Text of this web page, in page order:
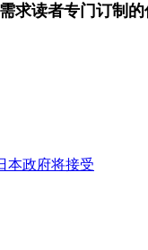
求读者专门订制
本政府将接受